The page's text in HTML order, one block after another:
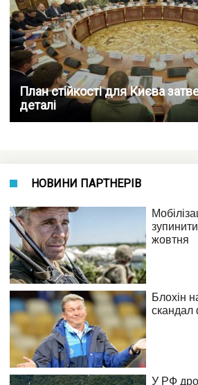
План стійкості для Києва
деталі
НОВИНИ ПАРТНЕРІВ